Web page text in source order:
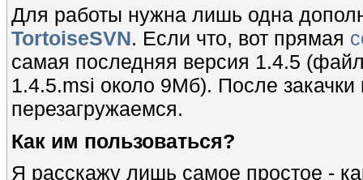
Для работы нужна лишь одна
TortoiseSVN. Если что, вот прямая
самая последняя версия 1.4.5
1.4.5.msi около 9Мб). После
перезагружаемся.
Как им пользоваться?
Я расскажу лишь самое простое -